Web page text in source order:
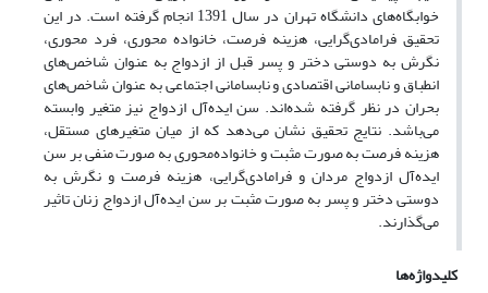
خوابگاه‌های دانشگاه تهران در سال 1391 انجام گرفته است. در این
تحقیق فرا‌مادی‌گرایی، هزینه فرصت، خانواده محوری، فرد محوری،
نگرش به دوستی دختر و پسر قبل از ازدواج به عنوان شاخص‌های
انطباق و نابسامانی اقتصادی و نابسامانی اجتماعی به عنوان شاخص‌های
بحران در نظر گرفته شده‌اند. سن ایده‌آل ازدواج نیز متغیر وابسته
می‌باشد. نتایج تحقیق نشان می‌دهد که از میان متغیرهای مستقل،
هزینه فرصت به صورت مثبت و خانواده‌محوری به صورت منفی بر سن
ایده‌آل ازدواج مردان و فرامادی‌گرایی، هزینه فرصت و نگرش به
دوستی دختر و پسر به صورت مثبت بر سن ایده‌آل ازدواج زنان تاثیر
می‌گذارند.
کلیدواژه‌ها